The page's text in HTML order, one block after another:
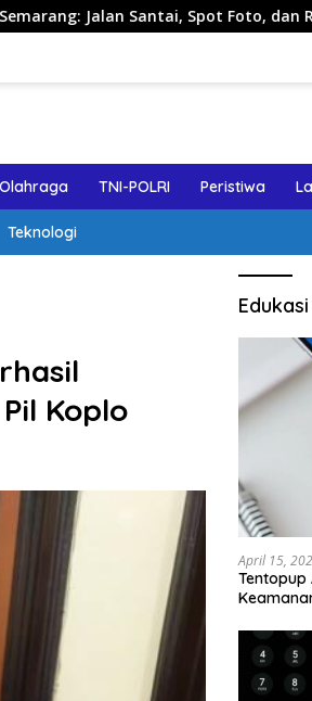
Spot Foto, dan Rekomendasi Lumpia
Olahraga TNI-POLRI Peristiwa
Teknologi
Koplo
Edukasi
April 15,
Tentopup